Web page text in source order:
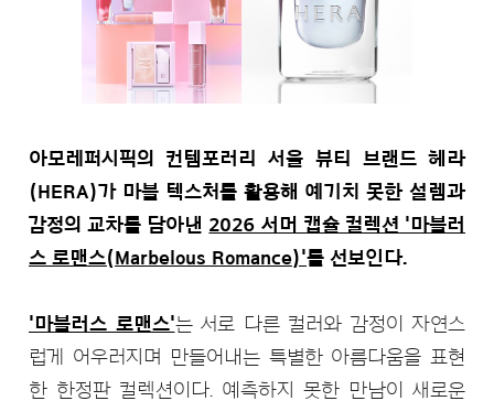
아모레퍼시픽의 컨템포러리 서울 뷰티 브랜드 헤라
(HERA)가 마블 텍스처를 활용해 예기치 못한 설렘과
감정의 교차를 담아낸 2026 서머 캡슐 컬렉션 '마블러
스 로맨스(Marbelous Romance)'를 선보인다.
'마블러스 로맨스'는 서로 다른 컬러와 감정이 자연스
럽게 어우러지며 만들어내는 특별한 아름다움을 표현
한 한정판 컬렉션이다. 예측하지 못한 만남이 새로운